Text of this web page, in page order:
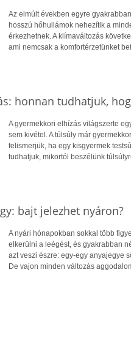
Az elmúlt években egyre
hosszú hőhullámok nehezítik a
érkezhetnek. A klímaváltozás
ami nemcsak a komfortérzetünket
honnan tudhatjuk,
A gyermekkori elhízás világszerte
sem kivétel. A túlsúly már
felismerjük, ha egy kisgyermek
tudhatjuk, mikortól beszélünk
bajt jelezhet nyáron?
A nyári hónapokban sokkal több
elkerülni a leégést, és gyakrabban
azt veszi észre: egy-egy anyajegye
De vajon minden változás